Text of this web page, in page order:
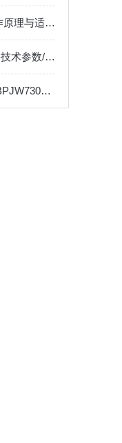
多功能移动照明装置工作原理与适用领域
SW2102强光电筒的主要技术参数/订购
JW7307A微型电筒FDFBPJW7307B消防员照明灯具